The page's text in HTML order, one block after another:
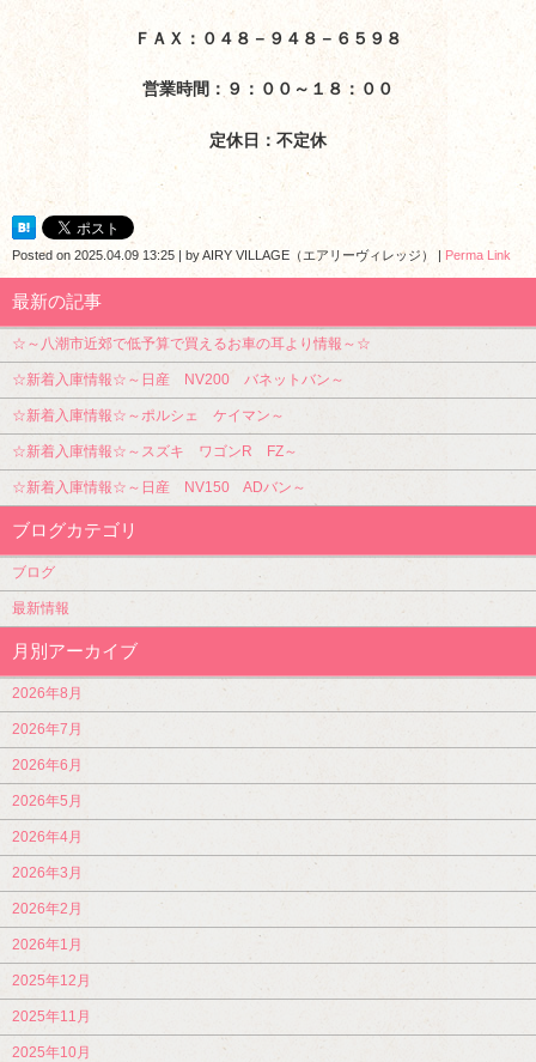
ＦＡＸ：０４８－９４８－６５９８
営業時間：９：００～１８：００
定休日：不定休
Posted on 2025.04.09 13:25 | byAIRY VILLAGE（エアリーヴィレッジ） | Perma Link
最新の記事
☆～八潮市近郊で低予算で買えるお車の耳より情報～☆
☆新着入庫情報☆～日産 NV200 バネットバン～
☆新着入庫情報☆～ポルシェ ケイマン～
☆新着入庫情報☆～スズキ ワゴンR FZ～
☆新着入庫情報☆～日産 NV150 ADバン～
ブログカテゴリ
ブログ
最新情報
月別アーカイブ
2026年8月
2026年7月
2026年6月
2026年5月
2026年4月
2026年3月
2026年2月
2026年1月
2025年12月
2025年11月
2025年10月